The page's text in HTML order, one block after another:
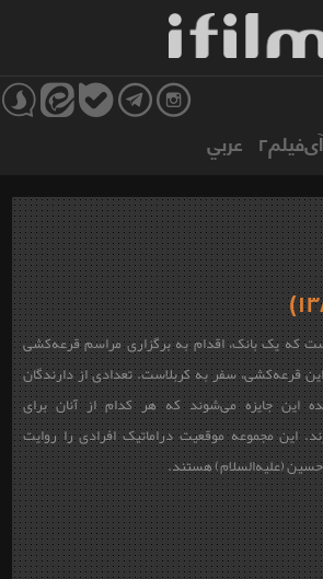
آی‌فیلم۲ عربي
که یک بانک، اقدام به برگزاری مراسم قرعه‌کشی‌
قرعه‌کشی، سفر به کربلاست. تعدادی از دارندگان
این جایزه می‌شوند که هر کدام از آنان برای
این مجموعه موقعیت دراماتیک افرادی را روایت
حسین (علیه‌السلام) هستند.